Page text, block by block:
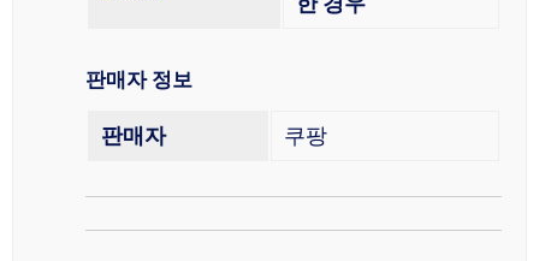
판매자 정보
판매자 쿠팡